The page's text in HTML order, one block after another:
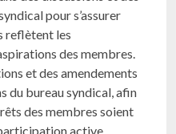
pour s’assurer
reflètent les
des membres.
et des amendements
du bureau syndical, afin
des membres soient
active